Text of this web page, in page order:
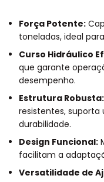
Força Potente:
toneladas, ideal
Curso Hidráulico
que garante
desempenho.
Estrutura Robusta:
resistentes, suporta
durabilidade.
Design Funcional:
facilitam a
Versatilidade de